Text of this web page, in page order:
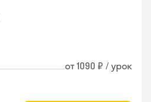
от 1090 ₽ / урок